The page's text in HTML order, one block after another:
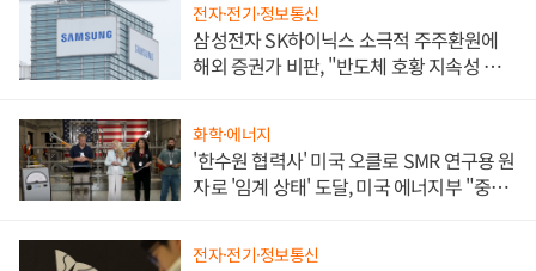
전자·전기·정보통신
삼성전자 SK하이닉스 소극적 주주환원에
해외 증권가 비판, "반도체 호황 지속성 의
화학·에너지
'한수원 협력사' 미국 오클로 SMR 연구용 원
자로 '임계 상태' 도달, 미국 에너지부 "중요
전자·전기·정보통신